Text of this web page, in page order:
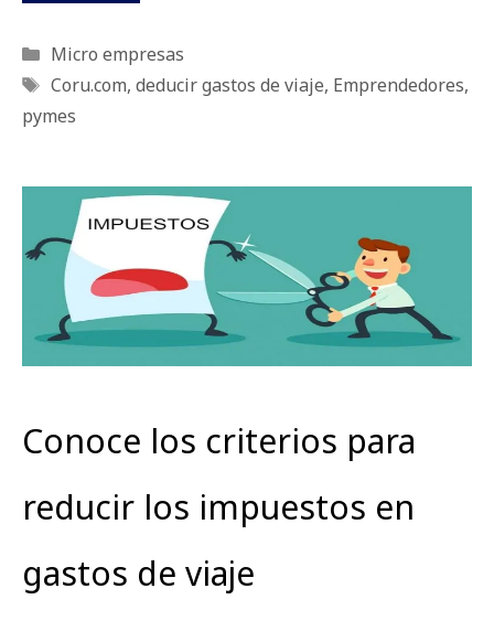
Categorías
Micro empresas
Etiquetas
Coru.com, deducir gastos de viaje, Emprendedores,
pymes
Conoce los criterios para
reducir los impuestos en
gastos de viaje